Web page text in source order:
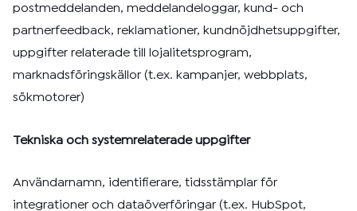
postmeddelanden, meddelandeloggar, kund- och
partnerfeedback, reklamationer, kundnöjdhetsuppgifter,
uppgifter relaterade till lojalitetsprogram,
marknadsföringskällor (t.ex. kampanjer, webbplats,
sökmotorer)
Tekniska och systemrelaterade uppgifter
Användarnamn, identifierare, tidsstämplar för
integrationer och dataöverföringar (t.ex. HubSpot,